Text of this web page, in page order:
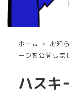
ホーム お知
ージを公開しま
ハスキ